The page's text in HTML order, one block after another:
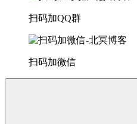
扫码加QQ群
扫码加微信